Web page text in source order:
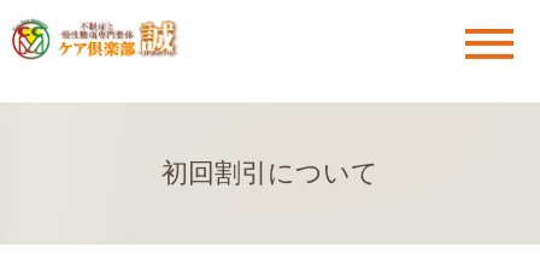
メ
初回割引について